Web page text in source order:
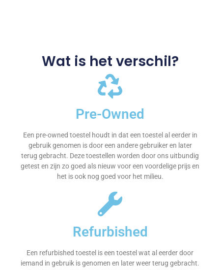
Wat is het verschil?
Pre-Owned
Een pre-owned toestel houdt in dat een toestel al eerder in
gebruik genomen is door een andere gebruiker en later
terug gebracht. Deze toestellen worden door ons uitbundig
getest en zijn zo goed als nieuw voor een voordelige prijs en
het is ook nog goed voor het milieu.
Refurbished
Een refurbished toestel is een toestel wat al eerder door
iemand in gebruik is genomen en later weer terug gebracht.